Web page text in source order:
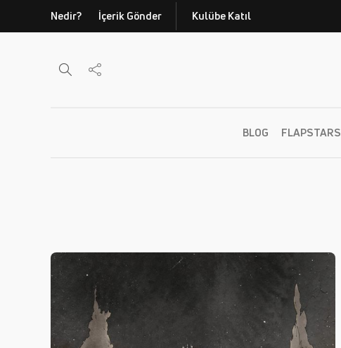
Nedir? İçerik Gönder Kulübe Katıl
BLOG FLAPSTARS